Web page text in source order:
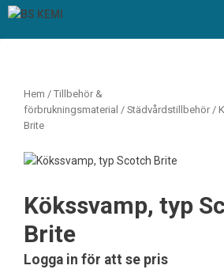
Hoppa
innehåll
Hem / Tillbehör &
förbrukningsmaterial / Städvårdstillbehör /
Brite
Kökssvamp, typ
Brite
Logga in för att se pris